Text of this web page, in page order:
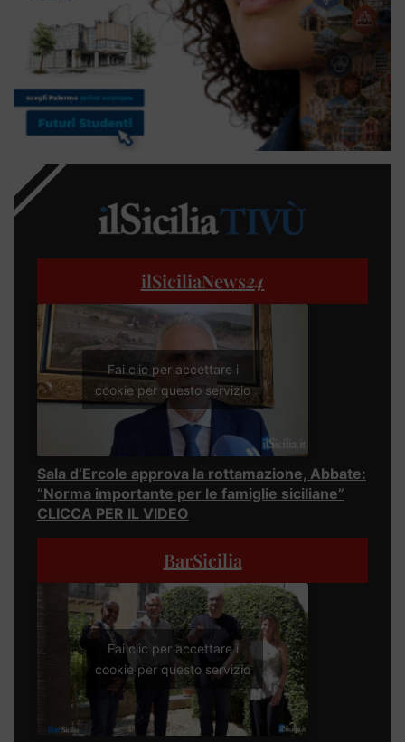
ilSiciliaNews24
Fai clic per accettare i
cookie per questo servizio
Sala d’Ercole approva la rottamazione, Abbate:
“Norma importante per le famiglie siciliane”
CLICCA PER IL VIDEO
BarSicilia
Fai clic per accettare i
cookie per questo servizio